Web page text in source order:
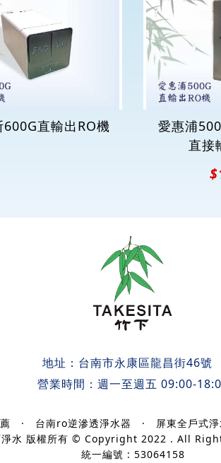
直輸出RO機
愛惠浦
直接
地址： 台南市永康區龍昌街46號
營業時間：週一至週五 09:00-
· 台南ro逆滲透淨水器 · 屏東全戶式
淨水 版權所有 © Copyright 2022 . All
統一編號 : 53064158